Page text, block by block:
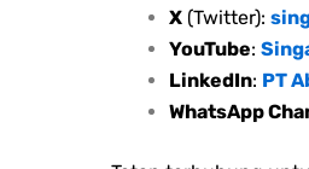
X (Twitter):
YouTube:
LinkedIn: PT
WhatsApp